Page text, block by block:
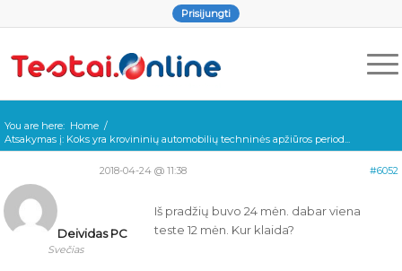
Prisijungti
You are here: Home /
Atsakymas į: Koks yra krovininių automobilių techninės apžiūros period...
2018-04-24 @ 11:38 #6052
Deividas PC
Svečias
Iš pradžių buvo 24 mėn. dabar viena
teste 12 mėn. Kur klaida?